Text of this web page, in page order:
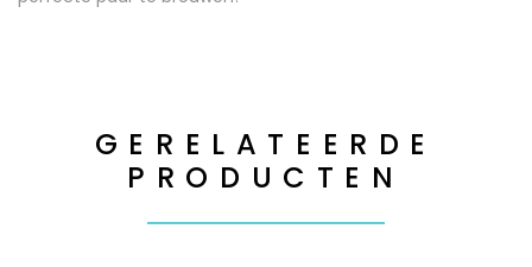
GERELATEERDE
PRODUCTEN